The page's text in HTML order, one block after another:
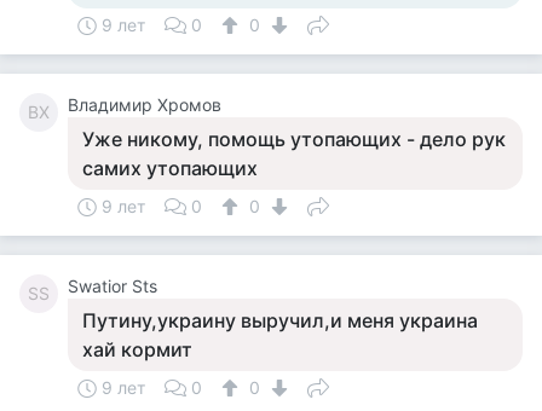
9 лет 0 0
ВХ Владимир Хромов
Уже никому, помощь утопающих - дело рук
самих утопающих
9 лет 0 0
SS Swatior Sts
Путину,украину выручил,и меня украина
хай кормит
9 лет 0 0